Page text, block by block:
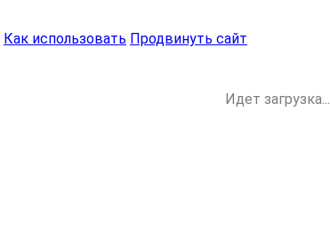
Как использовать Продвинуть сайт
Идет загрузка...